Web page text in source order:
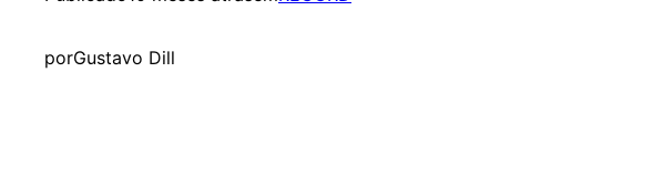
porGustavo Dill